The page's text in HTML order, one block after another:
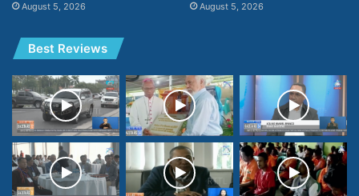
August 5, 2026 August 5, 2026
Best Reviews